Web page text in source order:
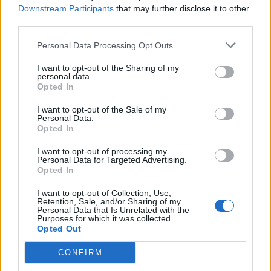
Downstream Participants that may further disclose it to other
Personal Data Processing Opt Outs
I want to opt-out of the Sharing of my
personal data.
Opted In
I want to opt-out of the Sale of my
Personal Data.
Opted In
I want to opt-out of processing my
Personal Data for Targeted Advertising.
Opted In
I want to opt-out of Collection, Use,
Retention, Sale, and/or Sharing of my
Personal Data that Is Unrelated with the
Purposes for which it was collected.
Opted Out
CONFIRM
Poletje v Knjižnici Velenje: od branja
pod krošnjami do robotike in knjižnice
3. avgust 2026
Dars opozarja na prometno najbolj
Opozorilo:Po 297. členu Kazenskega zakonika je